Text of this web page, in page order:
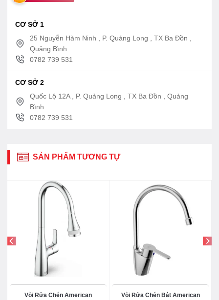
CƠ SỞ 1
25 Nguyễn Hàm Ninh , P. Quảng Long , TX Ba Đồn ,
Quảng Bình
0782 739 531
CƠ SỞ 2
Quốc Lộ 12A , P. Quảng Long , TX Ba Đồn , Quảng
Bình
0782 739 531
SẢN PHẨM TƯƠNG TỰ
Vòi Rửa Chén American
Vòi Rửa Chén Bát American